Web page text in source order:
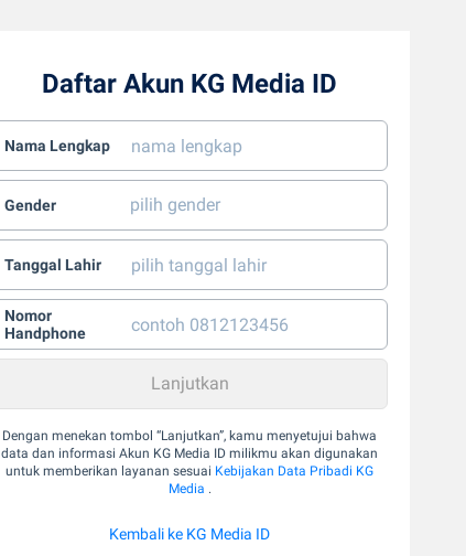
Daftar Akun KG Media ID
Nama Lengkap
Gender
Tanggal Lahir
Nomor
Handphone
Dengan menekan tombol “Lanjutkan”, kamu menyetujui bahwa
data dan informasi Akun KG Media ID milikmu akan digunakan
untuk memberikan layanan sesuai Kebijakan Data Pribadi KG
Media .
Kembali ke KG Media ID